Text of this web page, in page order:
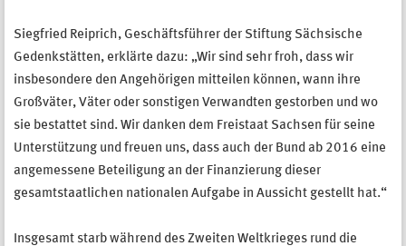
Siegfried Reiprich, Geschäftsführer der Stiftung Sächsische
Gedenkstätten, erklärte dazu: „Wir sind sehr froh, dass wir
insbesondere den Angehörigen mitteilen können, wann ihre
Großväter, Väter oder sonstigen Verwandten gestorben und wo
sie bestattet sind. Wir danken dem Freistaat Sachsen für seine
Unterstützung und freuen uns, dass auch der Bund ab 2016 eine
angemessene Beteiligung an der Finanzierung dieser
gesamtstaatlichen nationalen Aufgabe in Aussicht gestellt hat.“
Insgesamt starb während des Zweiten Weltkrieges rund die